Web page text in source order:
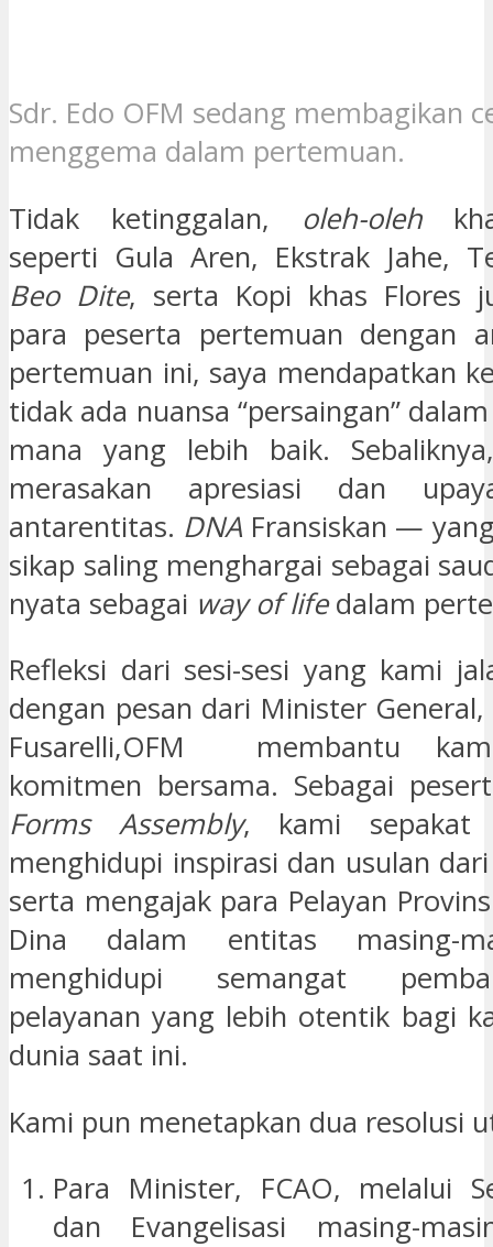
Sdr. Edo OFM sedang membagikan
menggema dalam pertemuan.
Tidak ketinggalan, oleh-oleh
seperti Gula Aren, Ekstrak Jahe,
Beo Dite, serta Kopi khas Flores
para peserta pertemuan dengan
pertemuan ini, saya mendapatkan
tidak ada nuansa “persaingan”
mana yang lebih baik.
merasakan apresiasi dan
antarentitas. DNA Fransiskan —
sikap saling menghargai sebagai
nyata sebagai way of lifedalam
Refleksi dari sesi-sesi yang kami
dengan pesan dari Minister
Fusarelli,OFM membantu
komitmen bersama. Sebagai
Forms
Assembly, kami sepakat
menghidupi inspirasi dan usulan
serta mengajak para Pelayan
Dina dalam entitas masing-
menghidupi semangat
pelayanan yang lebih otentik bagi
dunia saat ini.
Kami pun menetapkan dua resolusi
Para Minister, FCAO, melalui
dan Evangelisasi masing-